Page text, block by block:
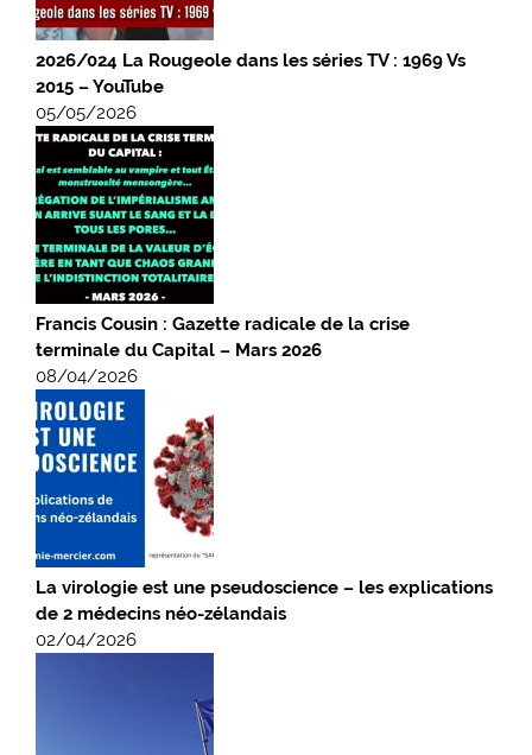
2026/024 La Rougeole dans les séries TV : 1969 Vs
2015 – YouTube
05/05/2026
Francis Cousin : Gazette radicale de la crise
terminale du Capital – Mars 2026
08/04/2026
La virologie est une pseudoscience – les explications
de 2 médecins néo-zélandais
02/04/2026